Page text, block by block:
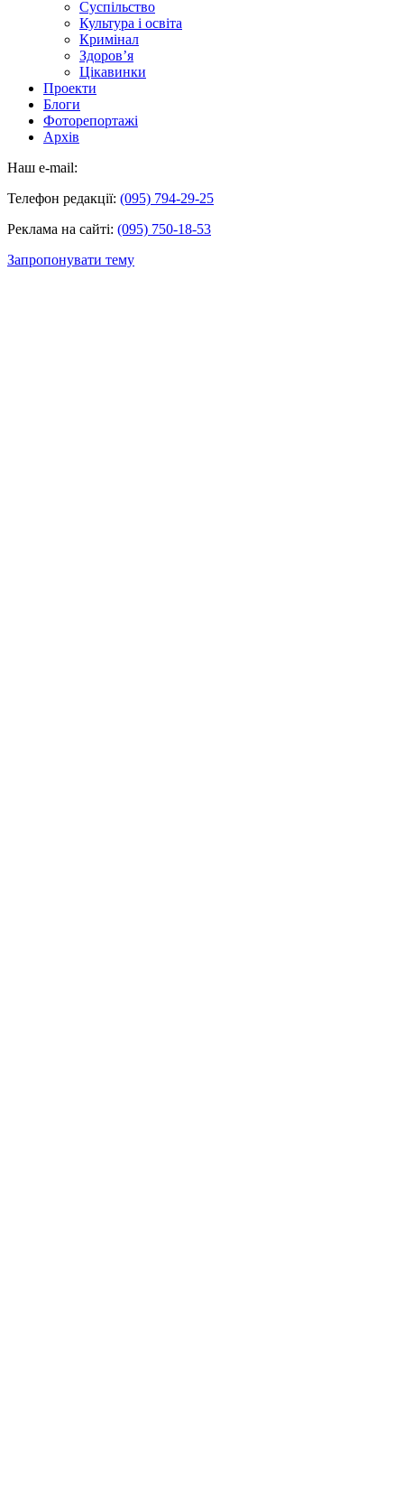
Суспільство
Культура і освіта
Кримінал
Здоров’я
Цікавинки
Проекти
Блоги
Фоторепортажі
Архів
Наш e-mail:
Телефон редакції: (095) 794-29-25
Реклама на сайті: (095) 750-18-53
Запропонувати тему